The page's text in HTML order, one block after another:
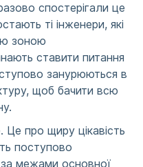
спостерігали це
ті інженери, які
зоною
ставити питання
занурюються в
щоб бачити всю
про щиру цікавість
поступово
межами основної